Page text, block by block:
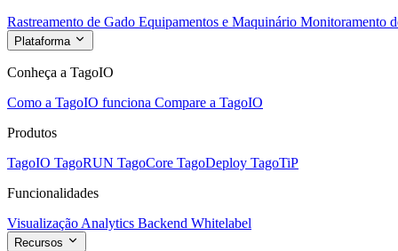
Rastreamento de Gado Equipamentos e Maquinário Monitoramento
Plataforma
Conheça a TagoIO
Como a TagoIO funciona Compare a TagoIO
Produtos
TagoIO TagoRUN TagoCore TagoDeploy TagoTiP
Funcionalidades
Visualização Analytics Backend Whitelabel
Recursos